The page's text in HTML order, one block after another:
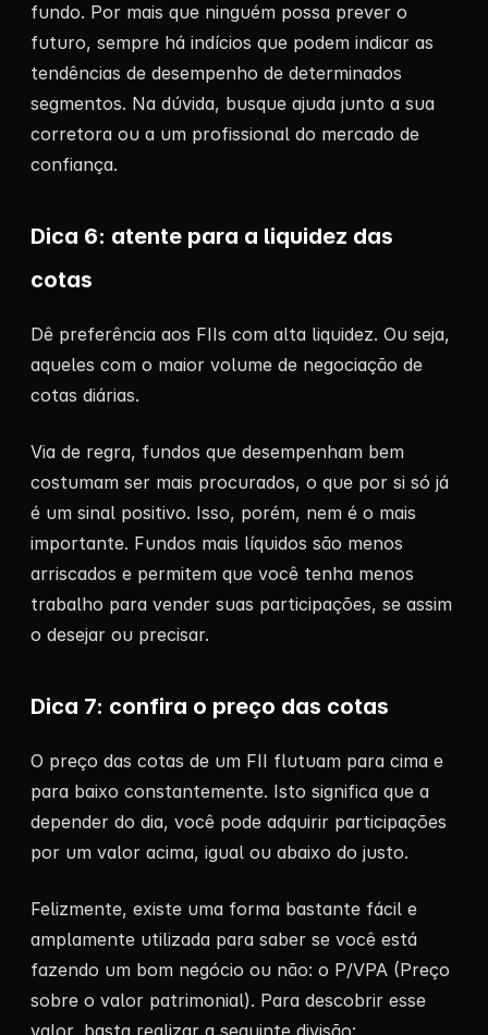
fundo. Por mais que ninguém possa prever o
futuro, sempre há indícios que podem indicar as
tendências de desempenho de determinados
segmentos. Na dúvida, busque ajuda junto a sua
corretora ou a um profissional do mercado de
confiança.
Dica 6: atente para a liquidez das
cotas
Dê preferência aos FIIs com alta liquidez. Ou seja,
aqueles com o maior volume de negociação de
cotas diárias.
Via de regra, fundos que desempenham bem
costumam ser mais procurados, o que por si só já
é um sinal positivo. Isso, porém, nem é o mais
importante. Fundos mais líquidos são menos
arriscados e permitem que você tenha menos
trabalho para vender suas participações, se assim
o desejar ou precisar.
Dica 7: confira o preço das cotas
O preço das cotas de um FII flutuam para cima e
para baixo constantemente. Isto significa que a
depender do dia, você pode adquirir participações
por um valor acima, igual ou abaixo do justo.
Felizmente, existe uma forma bastante fácil e
amplamente utilizada para saber se você está
fazendo um bom negócio ou não: o P/VPA (Preço
sobre o valor patrimonial). Para descobrir esse